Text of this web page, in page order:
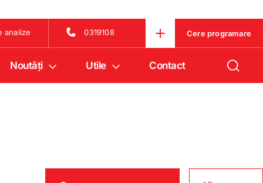
analize 0319108 Cere programare
Noutăţi Utile Contact